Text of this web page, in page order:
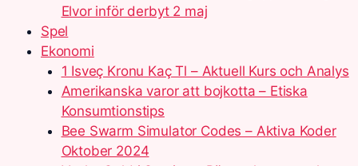
Elvor inför derbyt 2 maj
Spel
Ekonomi
1 Isveç Kronu Kaç Tl – Aktuell Kurs och Analys
Amerikanska varor att bojkotta – Etiska
Konsumtionstips
Bee Swarm Simulator Codes – Aktiva Koder
Oktober 2024